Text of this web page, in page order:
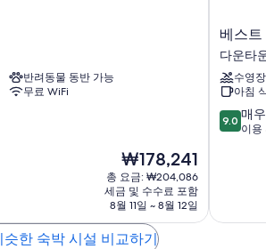
시설 및 서비스를 이용하실 수 있습니다.
료 세면용품 및 헤어드라이어
및 DVD 플레이어 이용 가능
반려동물 동반 가능
무료 WiFi
현
재
요
금
₩178,241
₩178,241
총 요금: ₩204,086
세금 및 수수료 포함
8월 11일 ~ 8월 12일
베
스
트
웨
스
턴
플
리
베스
다운타
수영장
아침
10
점
매
9.0 매
이용
슷한 숙박 시설 비교하기